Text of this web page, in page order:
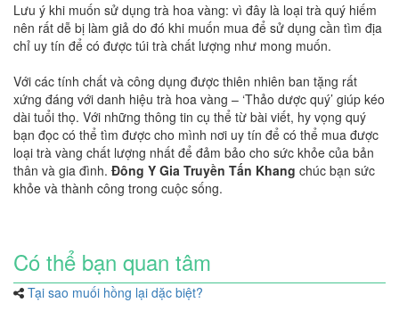
Lưu ý khi muốn sử dụng trà hoa vàng: vì đây là loại trà quý hiếm
nên rất dễ bị làm giả do đó khi muốn mua để sử dụng cần tìm địa
chỉ uy tín để có được túi trà chất lượng như mong muốn.
Với các tính chất và công dụng được thiên nhiên ban tặng rất
xứng đáng với danh hiệu trà hoa vàng – ‘Thảo dược quý’ giúp kéo
dài tuổi thọ. Với những thông tin cụ thể từ bài viết, hy vọng quý
bạn đọc có thể tìm được cho mình nơi uy tín để có thể mua được
loại trà vàng chất lượng nhất để đảm bảo cho sức khỏe của bản
thân và gia đình. Đông Y Gia Truyền Tấn Khang chúc bạn sức
khỏe và thành công trong cuộc sống.
Có thể bạn quan tâm
Tại sao muối hồng lại dặc biệt?